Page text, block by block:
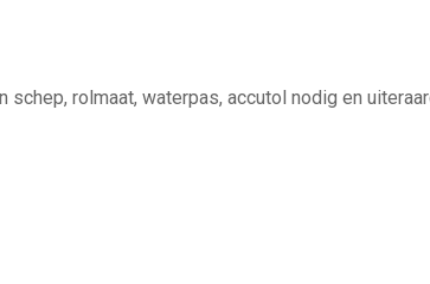
rolmaat, waterpas, accutol nodig en